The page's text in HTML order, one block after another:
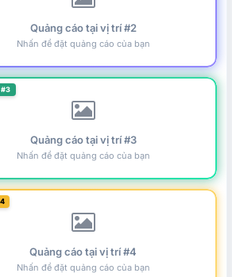
Quảng cáo tại vị trí #2
Nhấn để đặt quảng cáo của bạn
Quảng cáo tại vị trí #3
Nhấn để đặt quảng cáo của bạn
Quảng cáo tại vị trí #4
Nhấn để đặt quảng cáo của bạn